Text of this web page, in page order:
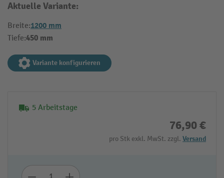
Aktuelle Variante:
Breite:1200 mm
Tiefe:450 mm
Variante konfigurieren
5 Arbeitstage
76,90 €
pro Stk exkl. MwSt. zzgl. Versand